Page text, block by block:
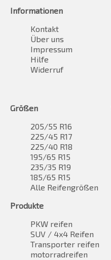
Informationen
Kontakt
Über uns
Impressum
Hilfe
Widerruf
Größen
205/55 R16
225/45 R17
225/40 R18
195/65 R15
235/35 R19
185/65 R15
Alle Reifengrößen
Produkte
PKW reifen
SUV / 4x4 Reifen
Transporter reifen
motorradreifen